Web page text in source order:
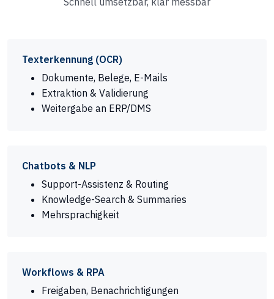
Texterkennung (OCR)
Dokumente, Belege, E-Mails
Extraktion & Validierung
Weitergabe an ERP/DMS
Chatbots & NLP
Support-Assistenz & Routing
Knowledge-Search & Summaries
Mehrsprachigkeit
Workflows & RPA
Freigaben, Benachrichtigungen